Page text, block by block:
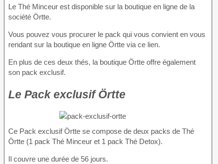
Le Thé Minceur est disponible sur la boutique en ligne de la
société Örtte.
Vous pouvez vous procurer le pack qui vous convient en vous
rendant sur la boutique en ligne Örtte via ce lien.
En plus de ces deux thés, la boutique Örtte offre également
son pack exclusif.
Le Pack exclusif Örtte
Ce Pack exclusif Örtte se compose de deux packs de Thé
Örtte (1 pack Thé Minceur et 1 pack Thé Detox).
Il couvre une durée de 56 jours.